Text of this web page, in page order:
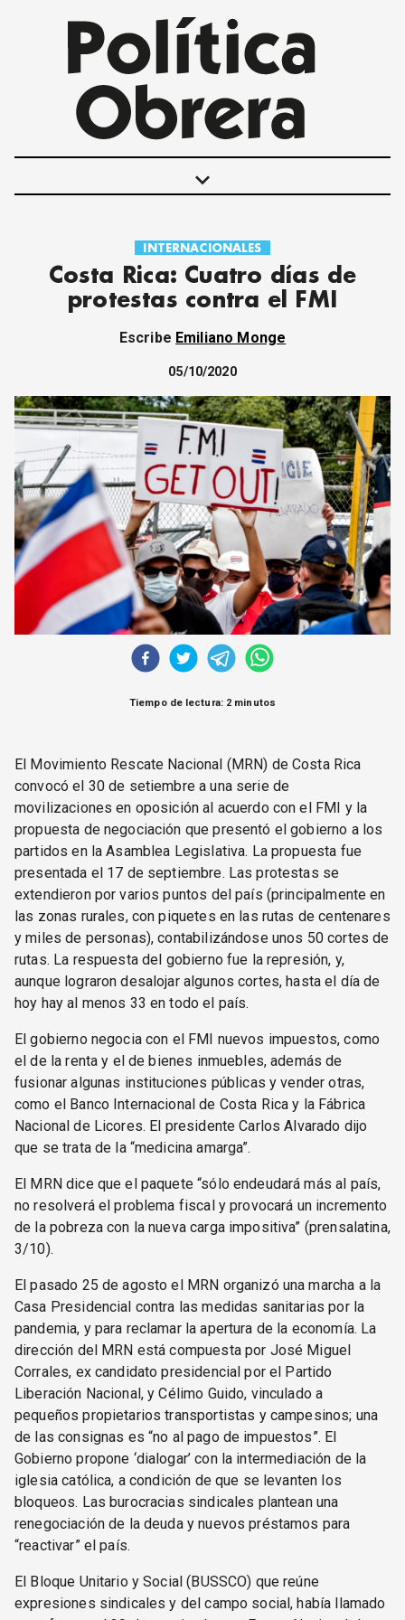
keyboard_arrow_down
POLÍTICAS
INTERNACIONALES
MOVIMIENTO OBRERO
ECONOMÍA
SOCIEDAD Y CULTURA
JUVENTUD
CORREO DE LECTORES
DEBATE
ARCHIVO
DECLARACIONES
OPINIÓN
ALTAMIRA RESPONDE
Política Obrera Revista
CONTACTO
INTERNACIONALES
Costa Rica: Cuatro días de
protestas contra el FMI
Escribe Emiliano Monge
05/10/2020
Tiempo de lectura: 2 minutos
El Movimiento Rescate Nacional (MRN) de Costa Rica
convocó el 30 de setiembre a una serie de
movilizaciones en oposición al acuerdo con el FMI y la
propuesta de negociación que presentó el gobierno a los
partidos en la Asamblea Legislativa. La propuesta fue
presentada el 17 de septiembre. Las protestas se
extendieron por varios puntos del país (principalmente en
las zonas rurales, con piquetes en las rutas de centenares
y miles de personas), contabilizándose unos 50 cortes de
rutas. La respuesta del gobierno fue la represión, y,
aunque lograron desalojar algunos cortes, hasta el día de
hoy hay al menos 33 en todo el país.
El gobierno negocia con el FMI nuevos impuestos, como
el de la renta y el de bienes inmuebles, además de
fusionar algunas instituciones públicas y vender otras,
como el Banco Internacional de Costa Rica y la Fábrica
Nacional de Licores. El presidente Carlos Alvarado dijo
que se trata de la “medicina amarga”.
El MRN dice que el paquete “sólo endeudará más al país,
no resolverá el problema fiscal y provocará un incremento
de la pobreza con la nueva carga impositiva” (prensalatina,
3/10).
El pasado 25 de agosto el MRN organizó una marcha a la
Casa Presidencial contra las medidas sanitarias por la
pandemia, y para reclamar la apertura de la economía. La
dirección del MRN está compuesta por José Miguel
Corrales, ex candidato presidencial por el Partido
Liberación Nacional, y Célimo Guido, vinculado a
pequeños propietarios transportistas y campesinos; una
de las consignas es “no al pago de impuestos”. El
Gobierno propone ‘dialogar’ con la intermediación de la
iglesia católica, a condición de que se levanten los
bloqueos. Las burocracias sindicales plantean una
renegociación de la deuda y nuevos préstamos para
“reactivar” el país.
El Bloque Unitario y Social (BUSSCO) que reúne
expresiones sindicales y del campo social, había llamado